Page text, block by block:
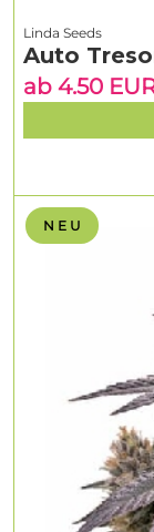
N E U
Linda Seeds
Auto
ab 4.50